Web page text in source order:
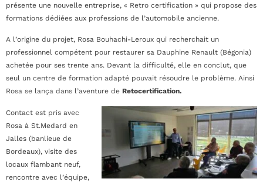
présente une nouvelle entreprise, « Retro certification » qui propose des
formations dédiées aux professions de l’automobile ancienne.
A l’origine du projet, Rosa Bouhachi-Leroux qui recherchait un
professionnel compétent pour restaurer sa Dauphine Renault (Bégonia)
achetée pour ses trente ans. Devant la difficulté, elle en conclut, que
seul un centre de formation adapté pouvait résoudre le problème. Ainsi
Rosa se lança dans l’aventure de Retocertification.
Contact est pris avec
Rosa à St.Medard en
Jalles (banlieue de
Bordeaux), visite des
locaux flambant neuf,
rencontre avec l’équipe,